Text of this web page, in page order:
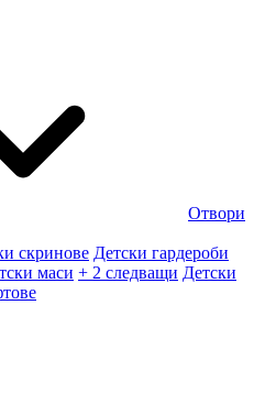
Отвори
скринове Детски гардероби
маси + 2 следващи Детски